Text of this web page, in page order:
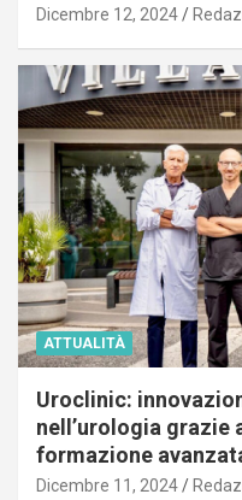
Dicembre 12, 2024
ATTUALITÀ
Uroclinic:
nell’urologia grazie
formazione
Dicembre 11, 2024